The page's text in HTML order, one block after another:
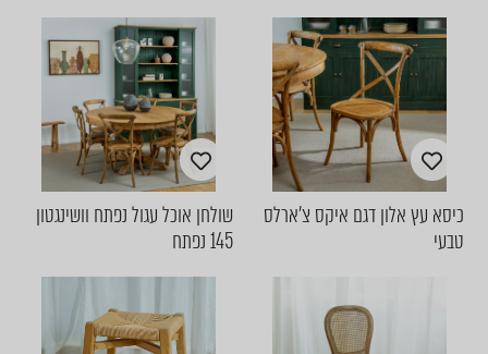
כיסא עץ אלון דגם איקס צ'ארלס
טבעי
שולחן אוכל עגול נפתח וושינגטון
145 נפתח